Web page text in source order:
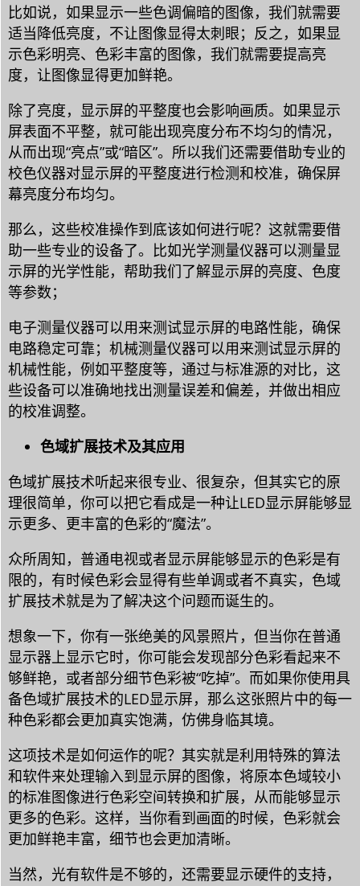
比如说，如果显示一些色调偏暗的图像，我们就需要
适当降低亮度，不让图像显得太刺眼；反之，如果显
示色彩明亮、色彩丰富的图像，我们就需要提高亮
度，让图像显得更加鲜艳。
除了亮度，显示屏的平整度也会影响画质。如果显示
屏表面不平整，就可能出现亮度分布不均匀的情况，
从而出现“亮点”或“暗区”。所以我们还需要借助专业的
校色仪器对显示屏的平整度进行检测和校准，确保屏
幕亮度分布均匀。
那么，这些校准操作到底该如何进行呢？这就需要借
助一些专业的设备了。比如光学测量仪器可以测量显
示屏的光学性能，帮助我们了解显示屏的亮度、色度
等参数；
电子测量仪器可以用来测试显示屏的电路性能，确保
电路稳定可靠；机械测量仪器可以用来测试显示屏的
机械性能，例如平整度等，通过与标准源的对比，这
些设备可以准确地找出测量误差和偏差，并做出相应
的校准调整。
色域扩展技术及其应用
色域扩展技术听起来很专业、很复杂，但其实它的原
理很简单，你可以把它看成是一种让LED显示屏能够显
示更多、更丰富的色彩的“魔法”。
众所周知，普通电视或者显示屏能够显示的色彩是有
限的，有时候色彩会显得有些单调或者不真实，色域
扩展技术就是为了解决这个问题而诞生的。
想象一下，你有一张绝美的风景照片，但当你在普通
显示器上显示它时，你可能会发现部分色彩看起来不
够鲜艳，或者部分细节色彩被“吃掉”。而如果你使用具
备色域扩展技术的LED显示屏，那么这张照片中的每一
种色彩都会更加真实饱满，仿佛身临其境。
这项技术是如何运作的呢？其实就是利用特殊的算法
和软件来处理输入到显示屏的图像，将原本色域较小
的标准图像进行色彩空间转换和扩展，从而能够显示
更多的色彩。这样，当你看到画面的时候，色彩就会
更加鲜艳丰富，细节也会更加清晰。
当然，光有软件是不够的，还需要显示硬件的支持，